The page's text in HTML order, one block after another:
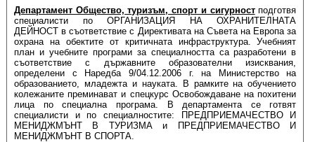
Департамент Общество, туризъм, спорт и сигурностподготвя
специалисти по ОРГАНИЗАЦИЯ НА ОХРАНИТЕЛНАТА
ДЕЙНОСТ в съответствие с Директивата на Съвета на Европа за
охрана на обектите от критичната инфраструктура. Учебният
план и учебните програми за специалността са разработени в
съответствие с държавните образователни изисквания,
определени с Наредба 9/04.12.2006 г. на Министерство на
образованието, младежта и науката. В рамките на обучението
колежаните преминават и спецкурс Освобождаване на похитени
лица по специална програма. В департамента се готвят
специалисти и по специалностите: ПРЕДПРИЕМАЧЕСТВО И
МЕНИДЖМЪНТ В ТУРИЗМА и ПРЕДПРИЕМАЧЕСТВО И
МЕНИДЖМЪНТ В СПОРТА.